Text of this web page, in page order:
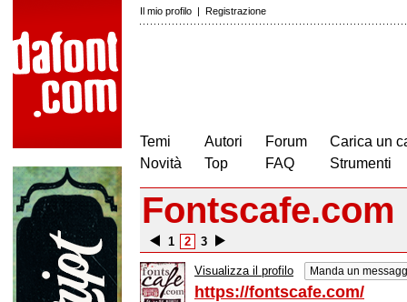
Il mio profilo | Registrazione
Temi
Novità
Autori
Top
Forum
FAQ
Carica un
Strumenti
Fontscafe.com
1 2 3
Visualizza il profilo Manda un
https://fontscafe.com/